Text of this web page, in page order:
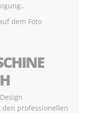
dem Foto
den professionellen